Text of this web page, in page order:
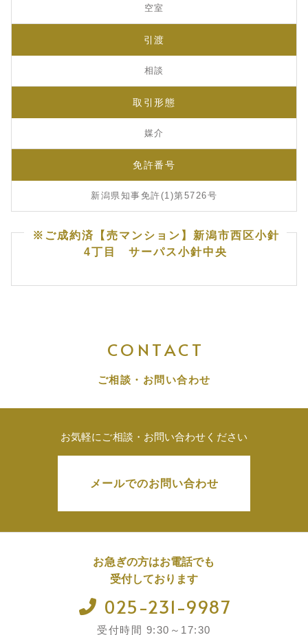
空室
引渡
相談
取引形態
媒介
免許番号
新潟県知事免許(1)第5726号
※ご成約済【売マンション】新潟市西区小針
4丁目 サーパス小針中央
CONTACT
ご相談・お問い合わせ
お気軽にご相談・お問い合わせください
メールでのお問い合わせ
お急ぎの方はお電話でも
受付しております
025-231-9987
受付時間 9:30～17:30